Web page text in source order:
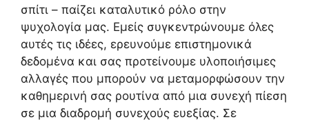
σπίτι – παίζει καταλυτικό ρόλο στην
ψυχολογία μας. Εμείς συγκεντρώνουμε όλες
αυτές τις ιδέες, ερευνούμε επιστημονικά
δεδομένα και σας προτείνουμε υλοποιήσιμες
αλλαγές που μπορούν να μεταμορφώσουν την
καθημερινή σας ρουτίνα από μια συνεχή πίεση
σε μια διαδρομή συνεχούς ευεξίας. Σε